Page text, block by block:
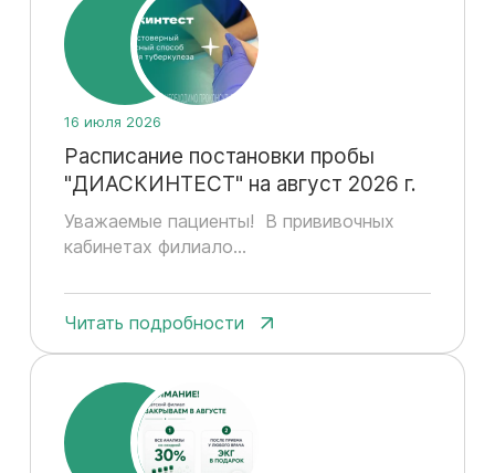
16 июля 2026
Расписание постановки пробы
"ДИАСКИНТЕСТ" на август 2026 г.
Уважаемые пациенты! В прививочных
кабинетах филиало...
Читать подробности